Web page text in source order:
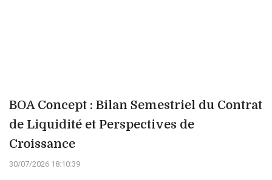
BOA Concept : Bilan Semestriel du Contrat
de Liquidité et Perspectives de
Croissance
30/07/2026 18:10:39